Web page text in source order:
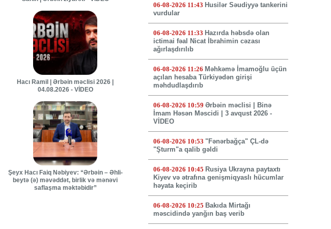
Hacı Ramil | Ərbəin məclisi 2026 |
04.08.2026 - VİDEO
Şeyx Hacı Faiq Nəbiyev: “Ərbəin – Əhli-
beytə (ə) məvəddət, birlik və mənəvi
saflaşma məktəbidir”
06-08-2026 11:43 Husilər Səudiyyə tankerini
vurdular
06-08-2026 11:33 Hazırda həbsdə olan
ictimai fəal Nicat İbrahimin cəzası
ağırlaşdırılıb
06-08-2026 11:26 Məhkəmə İmamoğlu üçün
açılan hesaba Türkiyədən girişi
məhdudlaşdırıb
06-08-2026 10:59 Ərbəin məclisi | Binə
İmam Həsən Məscidi | 3 avqust 2026 -
VİDEO
06-08-2026 10:53 "Fənərbağça" ÇL-də
"Şturm"a qalib gəldi
06-08-2026 10:45 Rusiya Ukrayna paytaxtı
Kiyev və ətrafına genişmiqyaslı hücumlar
həyata keçirib
06-08-2026 10:25 Bakıda Mirtağı
məscidində yanğın baş verib